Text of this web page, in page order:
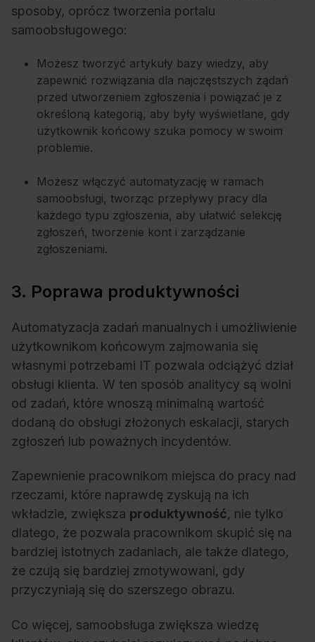
sposoby, oprócz tworzenia portalu
samoobsługowego:
Możesz tworzyć artykuły bazy wiedzy, aby
zapewnić rozwiązania dla najczęstszych żądań
przed utworzeniem zgłoszenia i powiązać je z
określoną kategorią, aby były wyświetlane, gdy
użytkownik końcowy szuka pomocy w swoim
problemie.
Możesz włączyć automatyzację w ramach
samoobsługi, tworząc przepływy pracy dla
każdego typu zgłoszenia, aby ułatwić selekcję
zgłoszeń, tworzenie kont i zarządzanie
zgłoszeniami.
3. Poprawa produktywności
Automatyzacja zadań manualnych i umożliwienie
użytkownikom końcowym zajmowania się
własnymi potrzebami IT pozwala odciążyć dział
obsługi klienta. W ten sposób analitycy są wolni
od zadań, które wnoszą minimalną wartość
dodaną do obsługi złożonych eskalacji, starych
zgłoszeń lub poważnych incydentów.
Zapewnienie pracownikom miejsca do pracy nad
rzeczami, które naprawdę zyskują na ich
wkładzie, zwiększa produktywność, nie tylko
dlatego, że pozwala pracownikom skupić się na
bardziej istotnych zadaniach, ale także dlatego,
że czują się bardziej zmotywowani, gdy
przyczyniają się do szerszego obrazu.
Co więcej, samoobsługa zwiększa wiedzę